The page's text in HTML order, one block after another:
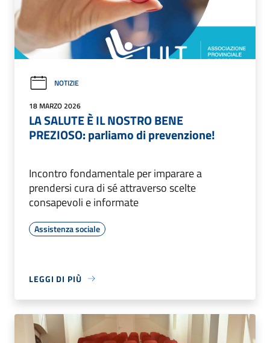
NOTIZIE
18 MARZO 2026
LA SALUTE È IL NOSTRO BENE
PREZIOSO: parliamo di prevenzione!
Incontro fondamentale per imparare a
prendersi cura di sé attraverso scelte
consapevoli e informate
Assistenza sociale
LEGGI DI PIÙ